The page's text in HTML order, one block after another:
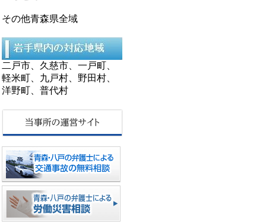
その他青森県全域
二戸市、久慈市、一戸町、
軽米町、九戸村、野田村、
洋野町、普代村